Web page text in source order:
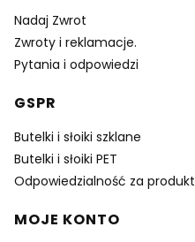
Nadaj Zwrot
Zwroty i reklamacje.
Pytania i odpowiedzi
GSPR
Butelki i słoiki szklane
Butelki i słoiki PET
Odpowiedzialność za produkt
MOJE KONTO